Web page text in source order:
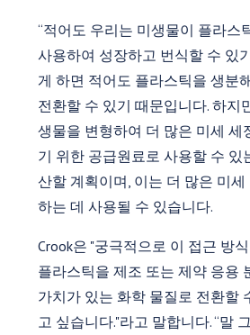
“적어도 우리는 미생물이 플라스
사용하여 성장하고 번식할 수 있
게 하면 적어도 플라스틱을 생분
전환할 수 있기 때문입니다. 하지
생물을 변형하여 더 많은 미세 세
기 위한 공급원료로 사용할 수 있
산할 계획이며, 이는 더 많은 미
하는 데 사용될 수 있습니다.
Crook은 "궁극적으로 이 접근 방
플라스틱을 제조 또는 제약 응용
가치가 있는 화학 물질로 전환할
고 싶습니다."라고 말합니다. “말